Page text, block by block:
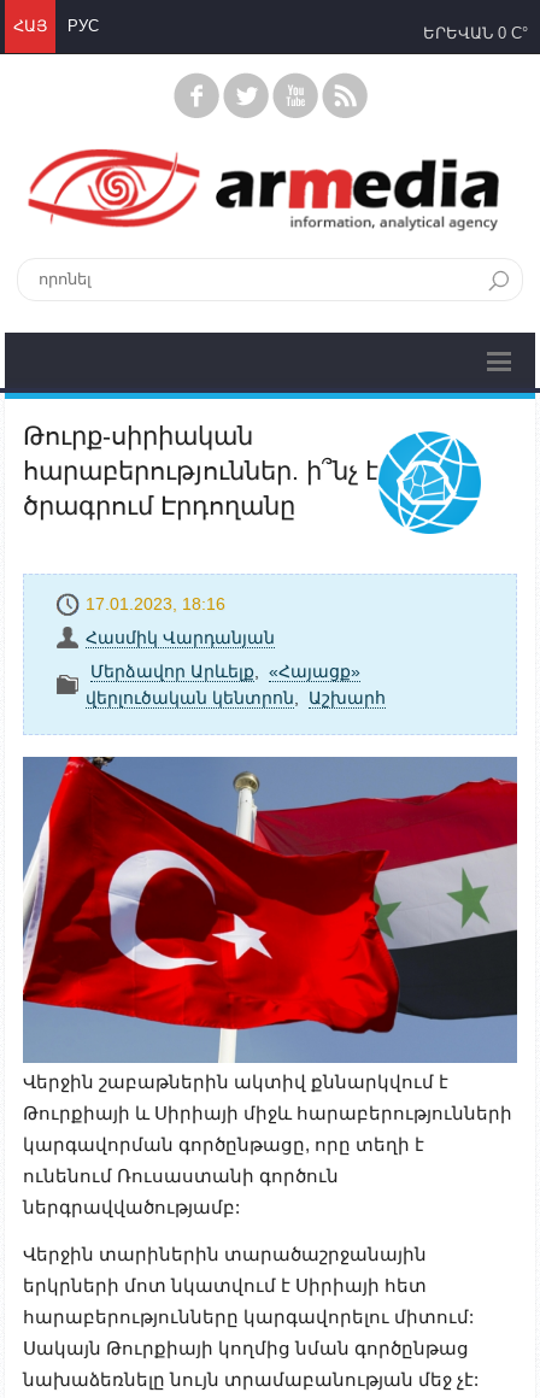
ՀԱՅ РУС ԵՐԵՎԱՆ 0 C°
Թուրք-սիրիական
հարաբերություններ. ի՞նչ է
ծրագրում Էրդողանը
17.01.2023, 18:16
Հասմիկ Վարդանյան
Մերձավոր Արևելք
«Հայացք»
վերլուծական կենտրոն
Աշխարհ
Վերջին շաբաթներին ակտիվ քննարկվում է
Թուրքիայի և Սիրիայի միջև հարաբերությունների
կարգավորման գործընթացը, որը տեղի է
ունենում Ռուսաստանի գործուն
ներգրավվածությամբ:
Վերջին տարիներին տարածաշրջանային
երկրների մոտ նկատվում է Սիրիայի հետ
հարաբերությունները կարգավորելու միտում:
Սակայն Թուրքիայի կողմից նման գործընթաց
նախաձեռնելը նույն տրամաբանության մեջ չէ: